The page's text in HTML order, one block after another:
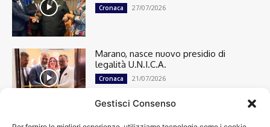
Gestisci Consenso
Cronaca 27/07/2026
Marano, nasce nuovo presidio di
legalità U.N.I.C.A.
Cronaca 21/07/2026